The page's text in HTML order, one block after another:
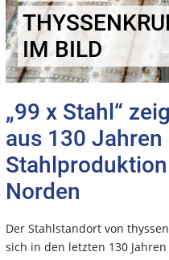
IM BILD
„99 x Stahl“
aus 130
Norden
Der Stahlstandort von
sich in den letzten 130